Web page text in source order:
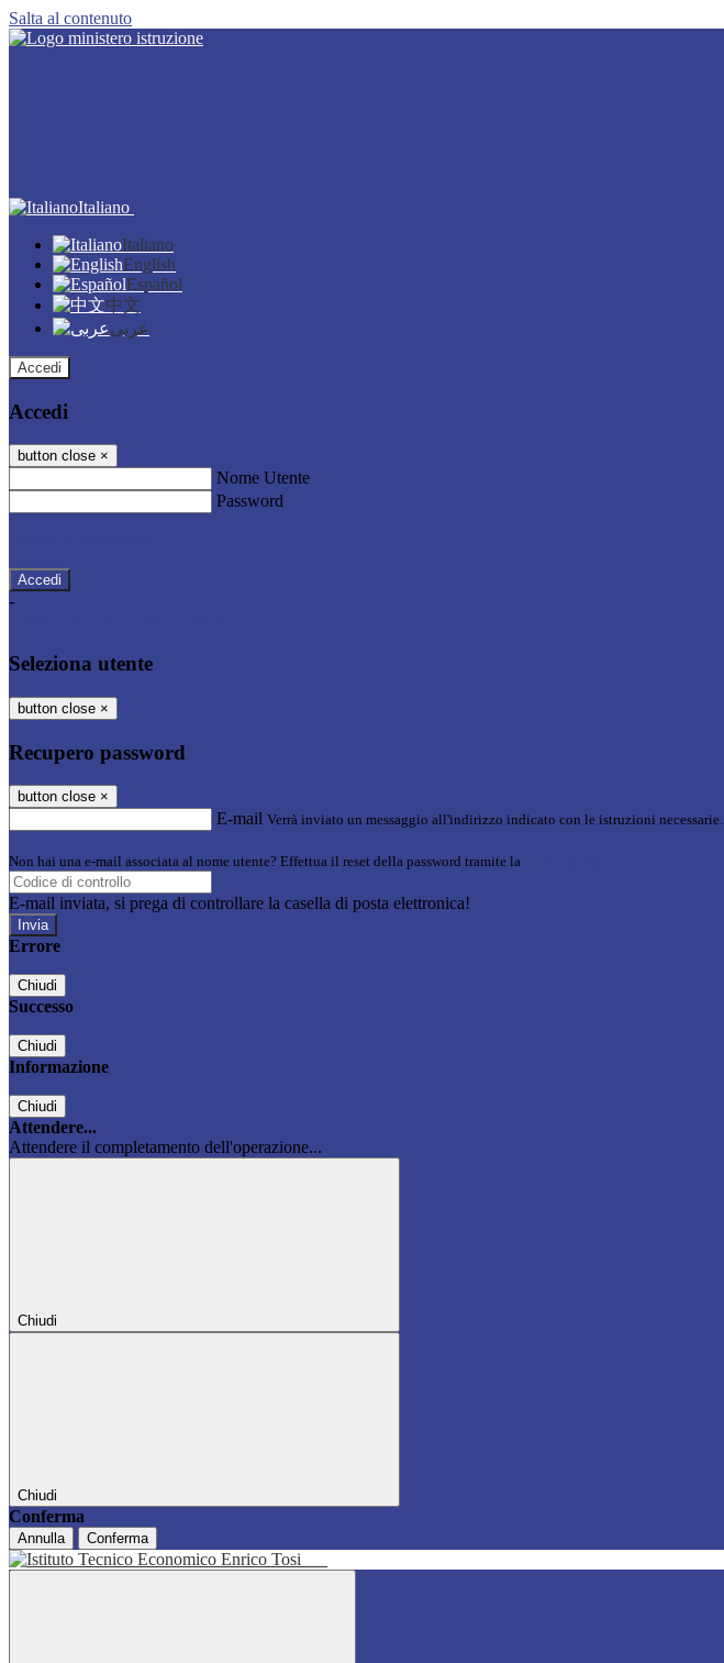
Salta al contenuto
Italiano
Italiano
English
Español
中文
عربى
Accedi
Accedi
button close ×
Nome Utente
Password
-
Seleziona utente
button close ×
Recupero password
button close ×
E-mail Verrà inviato un messaggio all'indirizzo indicato con le istruzioni necessarie.
Non hai una e-mail associata al nome utente? Effettua il reset della password tramite la
E-mail inviata, si prega di controllare la casella di posta elettronica!
Errore
Chiudi
Successo
Chiudi
Informazione
Chiudi
Attendere...
Attendere il completamento dell'operazione...
Chiudi
Chiudi
Conferma
Annulla Conferma